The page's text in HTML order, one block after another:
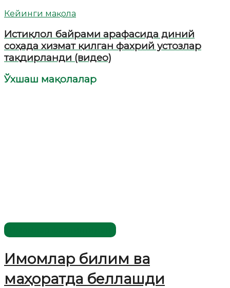
Кейинги мақола
Истиқлол байрами арафасида диний
соҳада хизмат қилган фахрий устозлар
тақдирланди (видео)
Ўхшаш мақолалар
Имомлар билим ва
маҳоратда беллашди